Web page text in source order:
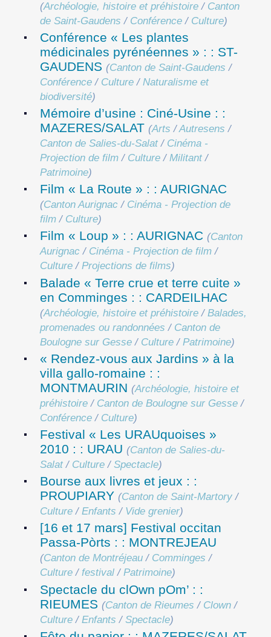
(Archéologie, histoire et préhistoire / Canton
de Saint-Gaudens / Conférence / Culture)
Conférence « Les plantes
médicinales pyrénéennes » : : ST-
GAUDENS (Canton de Saint-Gaudens /
Conférence / Culture / Naturalisme et
biodiversité)
Mémoire d’usine : Ciné-Usine : :
MAZERES/SALAT (Arts /Autresens /
Canton de Salies-du-Salat/ Cinéma -
Projection de film / Culture / Militant/
Patrimoine)
Film « La Route » : : AURIGNAC
(Canton Aurignac / Cinéma - Projection de
film / Culture)
Film « Loup » : : AURIGNAC (Canton
Aurignac / Cinéma - Projection de film /
Culture / Projections de films)
Balade « Terre crue et terre cuite »
en Comminges : : CARDEILHAC
(Archéologie, histoire et préhistoire / Balades,
promenades ou randonnées / Canton de
Boulogne sur Gesse / Culture / Patrimoine)
« Rendez-vous aux Jardins » à la
villa gallo-romaine : :
MONTMAURIN (Archéologie, histoire et
préhistoire / Canton de Boulogne sur Gesse /
Conférence / Culture)
Festival « Les URAUquoises »
2010 : : URAU (Canton de Salies-du-
Salat/ Culture / Spectacle)
Bourse aux livres et jeux : :
PROUPIARY (Canton de Saint-Martory /
Culture / Enfants / Vide grenier)
[16 et 17 mars] Festival occitan
Passa-Pòrts : : MONTREJEAU
(Canton de Montréjeau / Comminges /
Culture / festival / Patrimoine)
Spectacle du clOwn pOm’ : :
RIEUMES (Canton de Rieumes / Clown /
Culture / Enfants / Spectacle)